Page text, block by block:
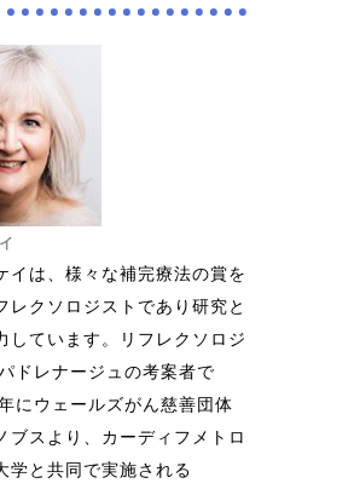
イは、様々な補完療法の賞を
レクソロジストであり研究と
しています。リフレクソロジ
ドレナージュの考案者で
にウェールズがん慈善団体
ブスより、カーディフメトロ
学と共同で実施される